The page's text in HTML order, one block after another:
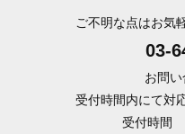
ご不明な点はお気
03-
お問い
受付時間内にて対
受付時間